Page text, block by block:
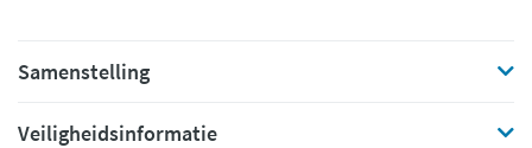
Samenstelling
Veiligheidsinformatie